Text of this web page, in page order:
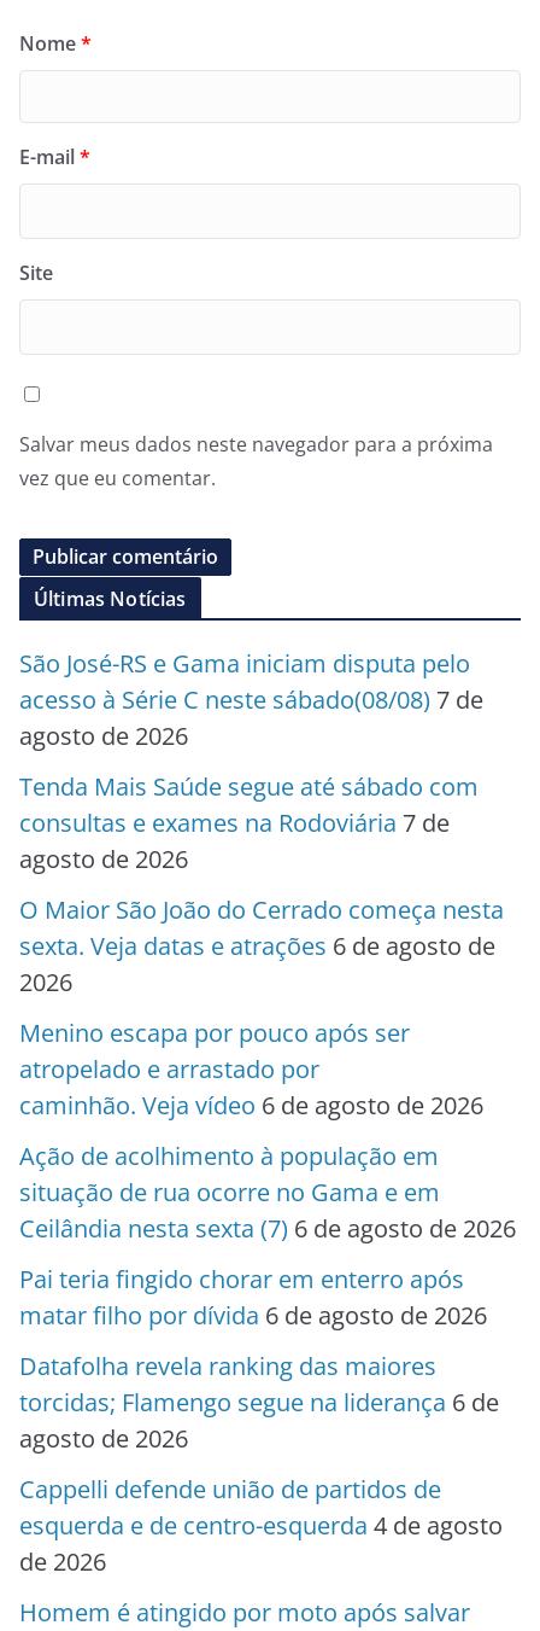
Nome*
E-mail*
Site
Salvar meus dados neste navegador para a próxima
vez que eu comentar.
Últimas Notícias
São José-RS e Gama iniciam disputa pelo
acesso à Série C neste sábado(08/08) 7 de
agosto de 2026
Tenda Mais Saúde segue até sábado com
consultas e exames na Rodoviária 7 de
agosto de 2026
O Maior São João do Cerrado começa nesta
sexta. Veja datas e atrações 6 de agosto de
2026
Menino escapa por pouco após ser
atropelado e arrastado por
caminhão. Veja vídeo 6 de agosto de 2026
Ação de acolhimento à população em
situação de rua ocorre no Gama e em
Ceilândia nesta sexta (7) 6 de agosto de 2026
Pai teria fingido chorar em enterro após
matar filho por dívida 6 de agosto de 2026
Datafolha revela ranking das maiores
torcidas; Flamengo segue na liderança 6 de
agosto de 2026
Cappelli defende união de partidos de
esquerda e de centro-esquerda 4 de agosto
de 2026
Homem é atingido por moto após salvar